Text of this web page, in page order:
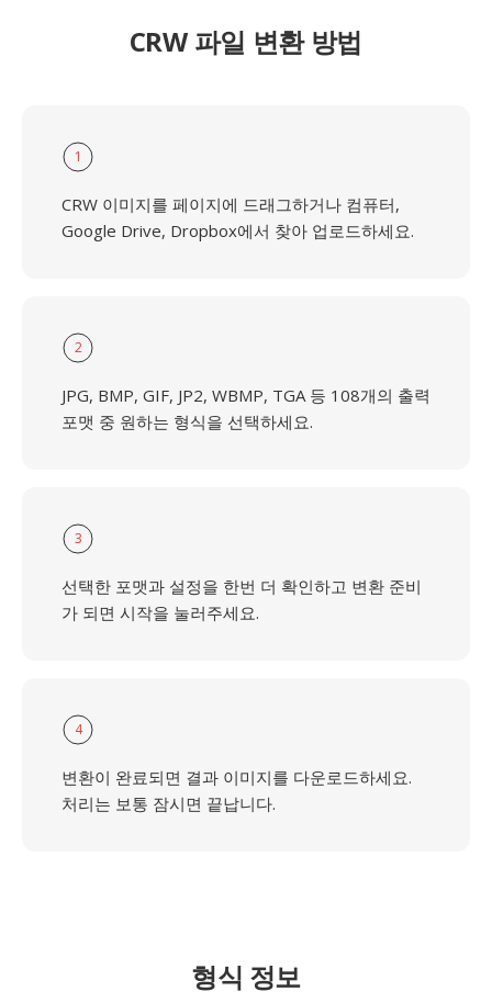
CRW 파일 변환 방법
1
CRW 이미지를 페이지에 드래그하거나 컴퓨터,
Google Drive, Dropbox에서 찾아 업로드하세요.
2
JPG, BMP, GIF, JP2, WBMP, TGA 등 108개의 출력
포맷 중 원하는 형식을 선택하세요.
3
선택한 포맷과 설정을 한번 더 확인하고 변환 준비
가 되면 시작을 눌러주세요.
4
변환이 완료되면 결과 이미지를 다운로드하세요.
처리는 보통 잠시면 끝납니다.
형식 정보